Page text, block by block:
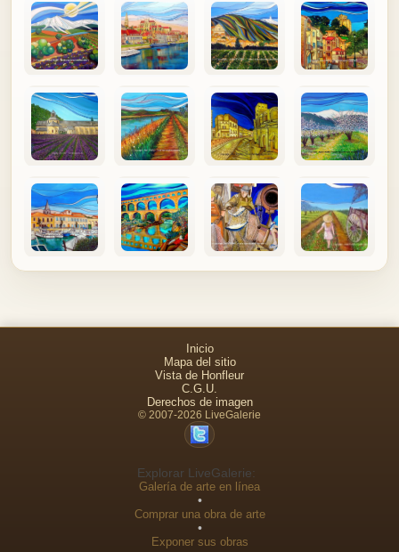
Inicio
Mapa del sitio
Vista de Honfleur
C.G.U.
Derechos de imagen
© 2007-2026 LiveGalerie
Explorar LiveGalerie:
Galería de arte en línea
•
Comprar una obra de arte
•
Exponer sus obras